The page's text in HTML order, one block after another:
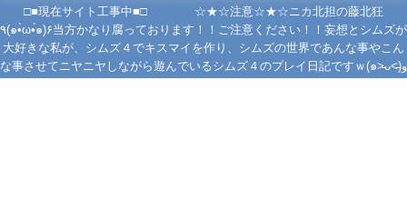
□■現在サイト工事中■□ ☆★☆注意☆★☆ニカ北担の藤北狂
٩(๑•̀ω•́๑)۶当方かなり腐っております！！ご注意ください！！妄想とシムズが
大好きな私が、シムズ４でキスマイを作り、シムズの世界であんな事やこん
な事させてニヤニヤしながら遊んでいるシムズ４のプレイ日記ですｗ(๑˃̵ᴗ˂̵)و